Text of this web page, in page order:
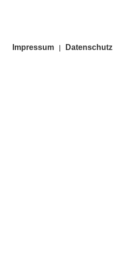
Impressum Datenschutz